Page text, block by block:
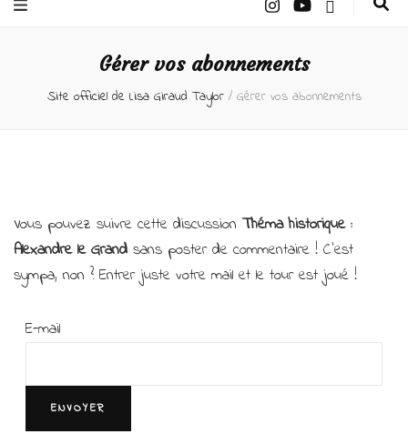
Taylor –
Auteur
Gérer vos abonnements
Site officiel de Lisa Giraud Taylor / Gérer vos abonnements
Vous pouvez suivre cette discussionThéma historique :
Alexandre le Grand sans poster de commentaire ! C’est
sympa, non ? Entrer juste votre mail et le tour est joué !
E-mail